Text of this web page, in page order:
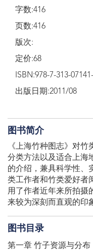
字数:416
页数:416
版次:
定价:68
ISBN:978-7-313-
出版日期:2011/08
图书简介
《上海竹种图志》对
分类方法以及适合上海
的介绍，兼具科学性、
类工作者和竹类爱好者
用了作者近年来所拍摄
来较为深刻而直观的印
图书目录
第一章 竹子资源与分布